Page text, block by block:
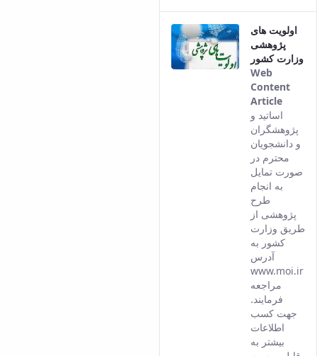
اولویت های
پژوهشی
وزارت کشور
Web
Content
Article
result
comes
from
of this
اساتید و
پژوهشگران
و دانشجویان
محترم در
صورت تمایل
به انجام
طرح
پژوهشی از
طریق وزارت
کشور به
آدرس
www.moi.ir
مراجعه
فرمایند.
جهت کسب
اطلاعات
بیشتر به